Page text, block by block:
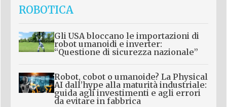
ROBOTICA
Gli USA bloccano le importazioni di
robot umanoidi e inverter:
“Questione di sicurezza nazionale”
Robot, cobot o umanoide? La Physical
AI dall’hype alla maturità industriale:
guida agli investimenti e agli errori
da evitare in fabbrica